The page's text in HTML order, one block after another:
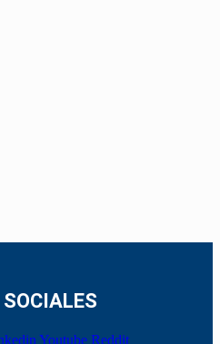
Youtube Reddit